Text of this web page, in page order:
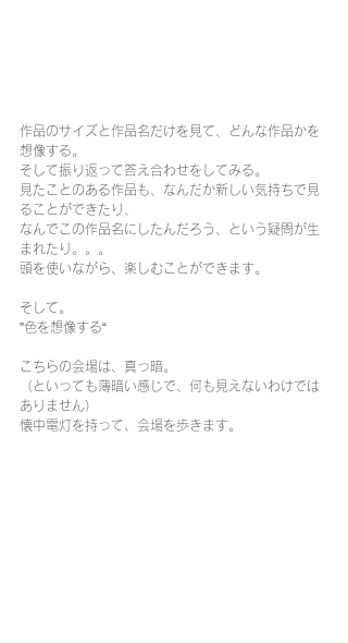
作品のサイズと作品名だけを見て、どんな作品かを
想像する。
そして振り返って答え合わせをしてみる。
見たことのある作品も、なんだか新しい気持ちで見
ることができたり、
なんでこの作品名にしたんだろう、という疑問が生
まれたり。。。
頭を使いながら、楽しむことができます。
そして。
”色を想像する“
こちらの会場は、真っ暗。
（といっても薄暗い感じで、何も見えないわけでは
ありません）
懐中電灯を持って、会場を歩きます。